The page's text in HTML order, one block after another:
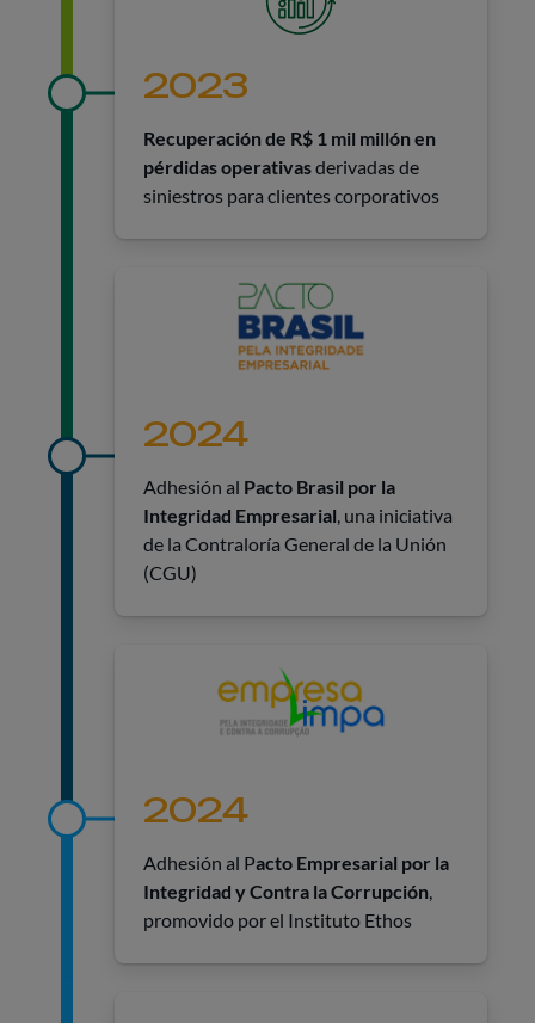
2023
Recuperación de R$ 1 mil millón en
pérdidas operativasderivadas de
siniestros para clientes corporativos
2024
Adhesión al Pacto Brasil por la
Integridad Empresarial , una iniciativa
de la Contraloría General de la Unión
(CGU)
2024
Adhesión al Pacto Empresarial por la
Integridad y Contra la Corrupción,
promovido por el Instituto Ethos